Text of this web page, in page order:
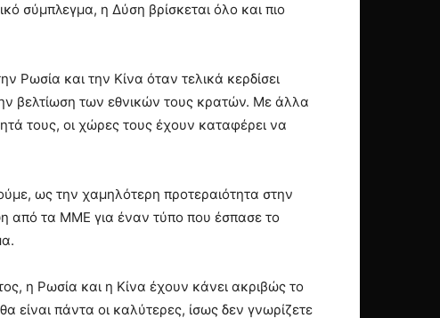
σύμπλεγμα, η Δύση βρίσκεται όλο και πιο
Ρωσία και την Κίνα όταν τελικά κερδίσει
βελτίωση των εθνικών τους κρατών. Με άλλα
τους, οι χώρες τους έχουν καταφέρει να
ως την χαμηλότερη προτεραιότητα στην
από τα ΜΜΕ για έναν τύπο που έσπασε το
η Ρωσία και η Κίνα έχουν κάνει ακριβώς το
είναι πάντα οι καλύτερες, ίσως δεν γνωρίζετε